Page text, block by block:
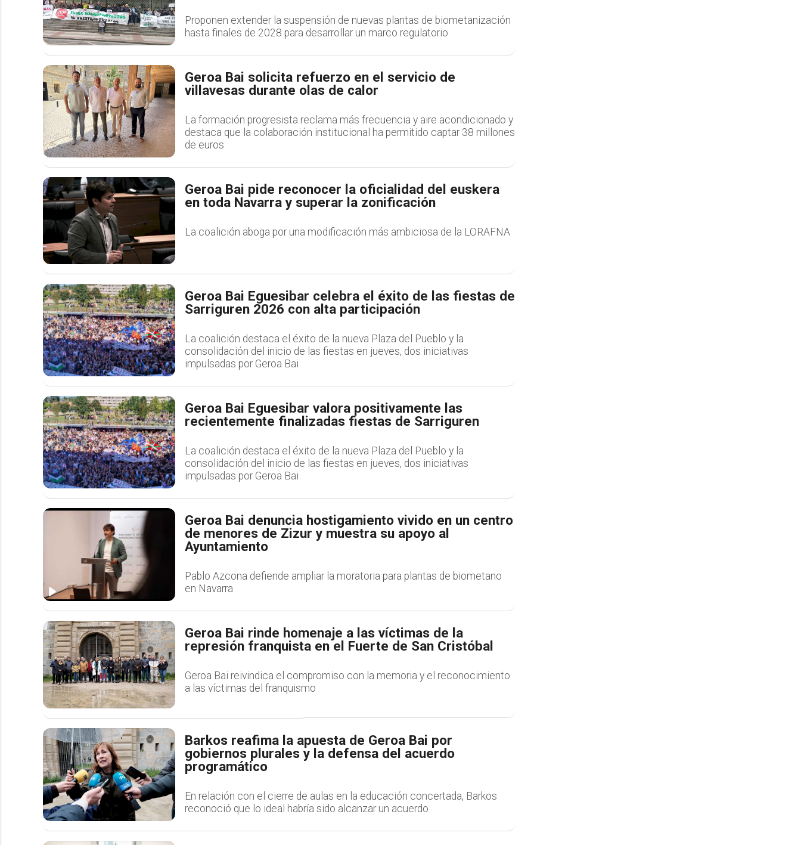
Proponen extender la suspensión de nuevas plantas de biometanización
hasta finales de 2028 para desarrollar un marco regulatorio
Geroa Bai solicita refuerzo en el servicio de
villavesas durante olas de calor
La formación progresista reclama más frecuencia y aire acondicionado y
destaca que la colaboración institucional ha permitido captar 38 millones
de euros
Geroa Bai pide reconocer la oficialidad del euskera
en toda Navarra y superar la zonificación
La coalición aboga por una modificación más ambiciosa de la LORAFNA
Geroa Bai Eguesibar celebra el éxito de las fiestas de
Sarriguren 2026 con alta participación
La coalición destaca el éxito de la nueva Plaza del Pueblo y la
consolidación del inicio de las fiestas en jueves, dos iniciativas
impulsadas por Geroa Bai
Geroa Bai Eguesibar valora positivamente las
recientemente finalizadas fiestas de Sarriguren
La coalición destaca el éxito de la nueva Plaza del Pueblo y la
consolidación del inicio de las fiestas en jueves, dos iniciativas
impulsadas por Geroa Bai
Geroa Bai denuncia hostigamiento vivido en un centro
de menores de Zizur y muestra su apoyo al
Ayuntamiento
Pablo Azcona defiende ampliar la moratoria para plantas de biometano
en Navarra
Geroa Bai rinde homenaje a las víctimas de la
represión franquista en el Fuerte de San Cristóbal
Geroa Bai reivindica el compromiso con la memoria y el reconocimiento
a las víctimas del franquismo
Barkos reafima la apuesta de Geroa Bai por
gobiernos plurales y la defensa del acuerdo
programático
En relación con el cierre de aulas en la educación concertada, Barkos
reconoció que lo ideal habría sido alcanzar un acuerdo